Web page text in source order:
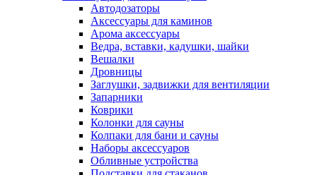
Автодозаторы
Аксессуары для каминов
Арома аксессуары
Ведра, вставки, кадушки, шайки
Вешалки
Дровницы
Заглушки, задвижки для вентиляции
Запарники
Коврики
Колонки для сауны
Колпаки для бани и сауны
Наборы аксессуаров
Обливные устройства